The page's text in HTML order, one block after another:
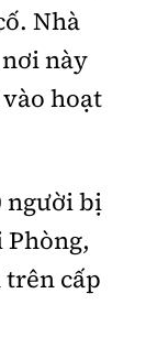
Nhà
này
hoạt
người bị
cấp